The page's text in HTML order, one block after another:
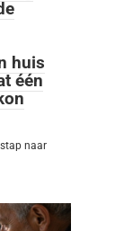
huis
één
naar